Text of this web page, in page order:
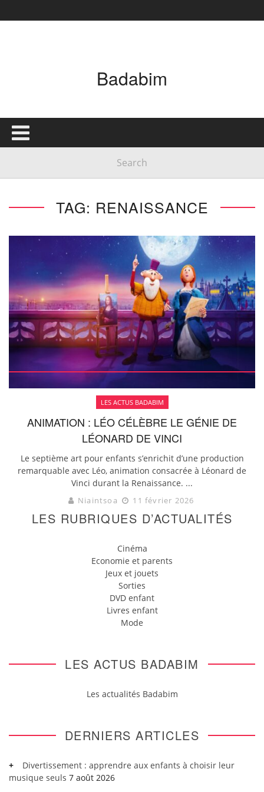
Badabim
TAG: RENAISSANCE
LES ACTUS BADABIM
ANIMATION : LÉO CÉLÈBRE LE GÉNIE DE
LÉONARD DE VINCI
Le septième art pour enfants s’enrichit d’une production
remarquable avec Léo, animation consacrée à Léonard de
Vinci durant la Renaissance. ...
Niaintsoa 11 février 2026
LES RUBRIQUES D’ACTUALITÉS
Cinéma
Economie et parents
Jeux et jouets
Sorties
DVD enfant
Livres enfant
Mode
LES ACTUS BADABIM
Les actualités Badabim
DERNIERS ARTICLES
Divertissement : apprendre aux enfants à choisir leur
musique seuls 7 août 2026